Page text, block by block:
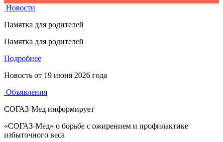
Новости
Памятка для родителей
Памятка для родителей
Подробнее
Новость от 19 июня 2026 года
Объявления
СОГАЗ-Мед информирует
«СОГАЗ-Мед» о борьбе с ожирением и профилактике
избыточного веса